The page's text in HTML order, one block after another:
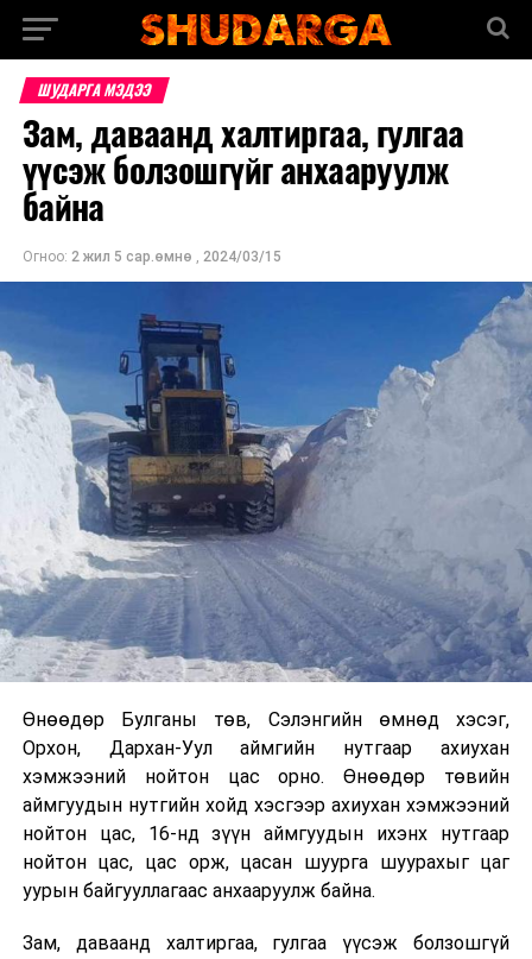
ШУДАРГА МЭДЭЭ
Зам, даваанд халтиргаа, гулгаа
үүсэж болзошгүйг анхааруулж
байна
Огноо: 2 жил 5 сар.өмнө , 2024/03/15
Өнөөдөр Булганы төв, Сэлэнгийн өмнөд хэсэг,
Орхон, Дархан-Уул аймгийн нутгаар ахиухан
хэмжээний нойтон цас орно. Өнөөдөр төвийн
аймгуудын нутгийн хойд хэсгээр ахиухан хэмжээний
нойтон цас, 16-нд зүүн аймгуудын ихэнх нутгаар
нойтон цас, цас орж, цасан шуурга шуурахыг цаг
уурын байгууллагаас анхааруулж байна.
Зам, даваанд халтиргаа, гулгаа үүсэж болзошгүй